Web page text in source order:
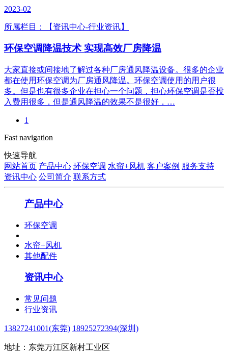
2023-02
所属栏目：【资讯中心-行业资讯】
环保空调降温技术 实现高效厂房降温
大家直接或间接地了解过各种厂房通风降温设备。很多的企业
都在使用环保空调为厂房通风降温。环保空调使用的用户很
多。但是也有很多企业在担心一个问题，担心环保空调是否投
入费用很多，但是通风降温的效果不是很好，…
1
Fast navigation
快速导航
网站首页 产品中心 环保空调 水帘+风机 客户案例 服务支持
资讯中心 公司简介 联系方式
产品中心
环保空调
水帘+风机
其他配件
资讯中心
常见问题
行业资讯
13827241001(东莞) 18925272394(深圳)
地址：东莞万江区新村工业区